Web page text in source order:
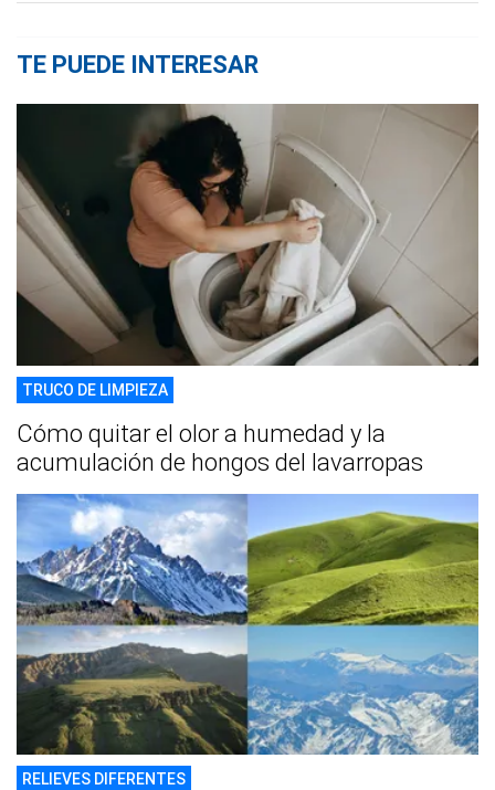
TE PUEDE INTERESAR
TRUCO DE LIMPIEZA
Cómo quitar el olor a humedad y la
acumulación de hongos del lavarropas
RELIEVES DIFERENTES